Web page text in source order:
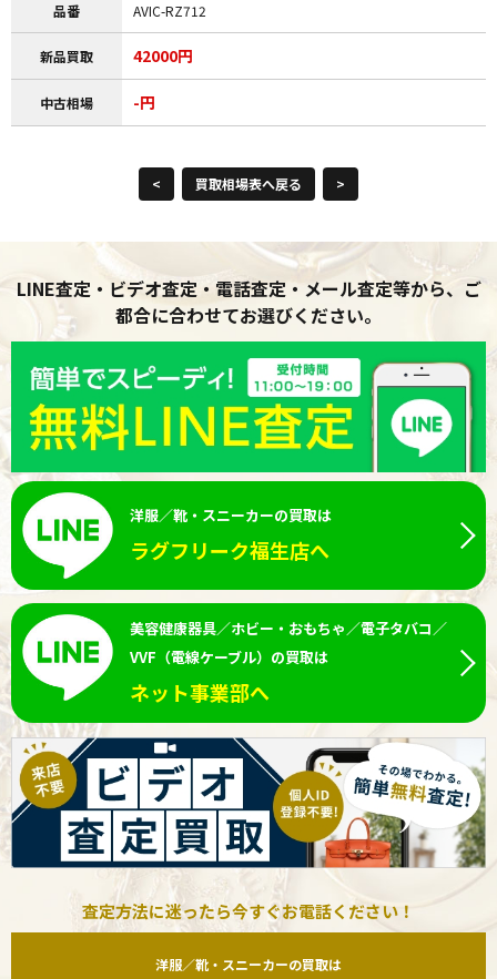
品番 AVIC-RZ712
新品買取 42000円
中古相場 -円
< 買取相場表へ戻る >
LINE査定・ビデオ査定・電話査定・メール査定等から、ご
都合に合わせてお選びください。
洋服／靴・スニーカーの買取は
ラグフリーク福生店へ
美容健康器具／ホビー・おもちゃ／電子タバコ／
VVF（電線ケーブル）の買取は
ネット事業部へ
査定方法に迷ったら今すぐお電話ください！
洋服／靴・スニーカーの買取は